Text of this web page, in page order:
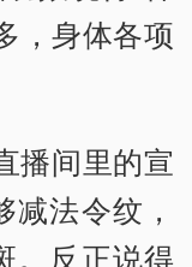
，身体各项
播间里的宣
法令纹，
。反正说得